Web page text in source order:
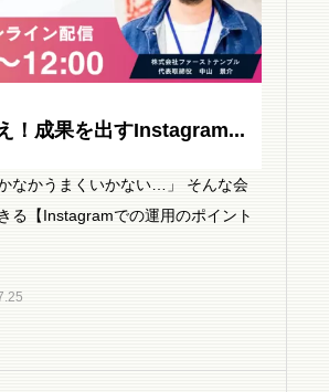
！成果を出すInstagram...
なかうまくいかない…」 そんな会
る【Instagramでの運用のポイント